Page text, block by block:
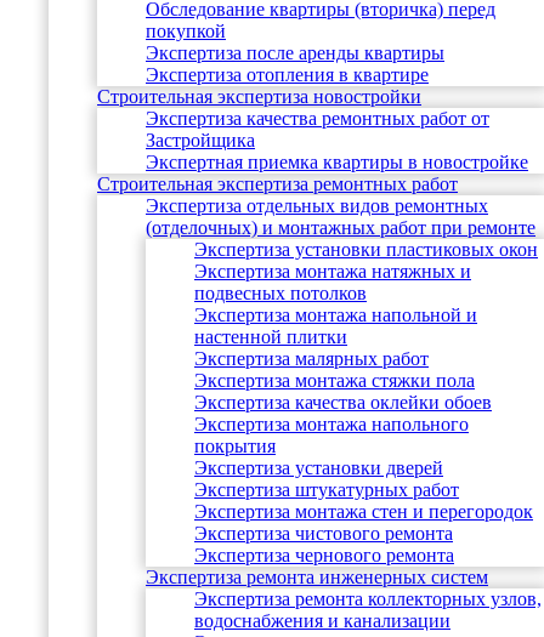
Обследование квартиры (вторичка) перед
покупкой
Экспертиза после аренды квартиры
Экспертиза отопления в квартире
Строительная экспертиза новостройки
Экспертиза качества ремонтных работ от
Застройщика
Экспертная приемка квартиры в новостройке
Строительная экспертиза ремонтных работ
Экспертиза отдельных видов ремонтных
(отделочных) и монтажных работ при ремонте
Экспертиза установки пластиковых окон
Экспертиза монтажа натяжных и
подвесных потолков
Экспертиза монтажа напольной и
настенной плитки
Экспертиза малярных работ
Экспертиза монтажа стяжки пола
Экспертиза качества оклейки обоев
Экспертиза монтажа напольного
покрытия
Экспертиза установки дверей
Экспертиза штукатурных работ
Экспертиза монтажа стен и перегородок
Экспертиза чистового ремонта
Экспертиза чернового ремонта
Экспертиза ремонта инженерных систем
Экспертиза ремонта коллекторных узлов,
водоснабжения и канализации